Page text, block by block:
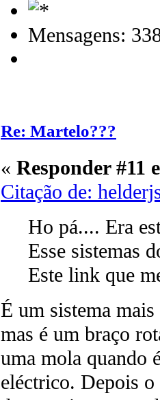
Mensagens:
Re: Martelo???
« Responder #11
Citação de:
Ho pá.... Era
Esse sistemas
Este link que
É um sistema
mas é um braço
uma mola quando
eléctrico. Depois o